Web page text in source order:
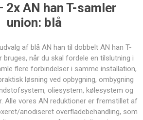
2x AN han T-samler
union: blå
af blå AN han til dobbelt AN han T-
bruges, når du skal fordele en tilslutning i
flere forbindelser i samme installation,
løsning ved opbygning, ombygning
oliesystem, kølesystem og
Alle vores AN reduktioner er fremstillet af
anodiseret overfladebehandling, som